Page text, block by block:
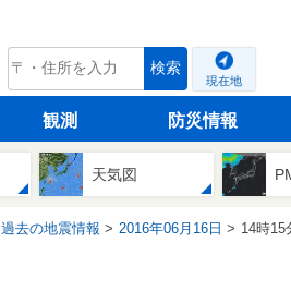
tenki.jp 検索
現在地
観測 防災情報
天気図
過去の地震情報 2016年06月16日 14時15